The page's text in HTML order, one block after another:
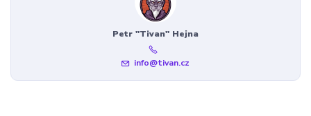
Petr "Tivan" Hejna
info@tivan.cz